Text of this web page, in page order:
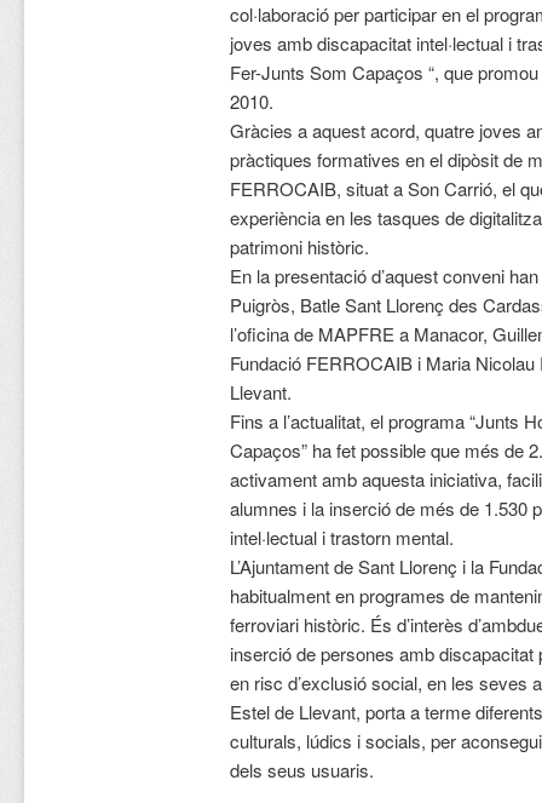
col·laboració per participar en el
joves amb discapacitat intel·lectual i
Fer-Junts Som Capaços “, que
2010.
Gràcies a aquest acord, quatre joves
pràctiques formatives en el dipòsit de
FERROCAIB, situat a Son Carrió, el
experiència en les tasques de
patrimoni històric.
En la presentació d’aquest conveni
Puigròs, Batle Sant Llorenç des
l’oficina de MAPFRE a Manacor,
Fundació FERROCAIB i Maria Nicolau
Llevant.
Fins a l’actualitat, el programa “Junts
Capaços” ha fet possible que més de
activament amb aquesta iniciativa,
alumnes i la inserció de més de 1.530
intel·lectual i trastorn mental.
L’Ajuntament de Sant Llorenç i la
habitualment en programes de
ferroviari històric. És d’interès
inserció de persones amb discapacitat
en risc d’exclusió social, en les seves
Estel de Llevant, porta a terme
culturals, lúdics i socials, per
dels seus usuaris.